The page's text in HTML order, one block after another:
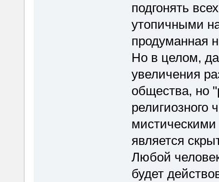
подгонять
утопичными
продуманная
Но в целом,
увеличения
общества, но
религиозного
является
Любой
будет